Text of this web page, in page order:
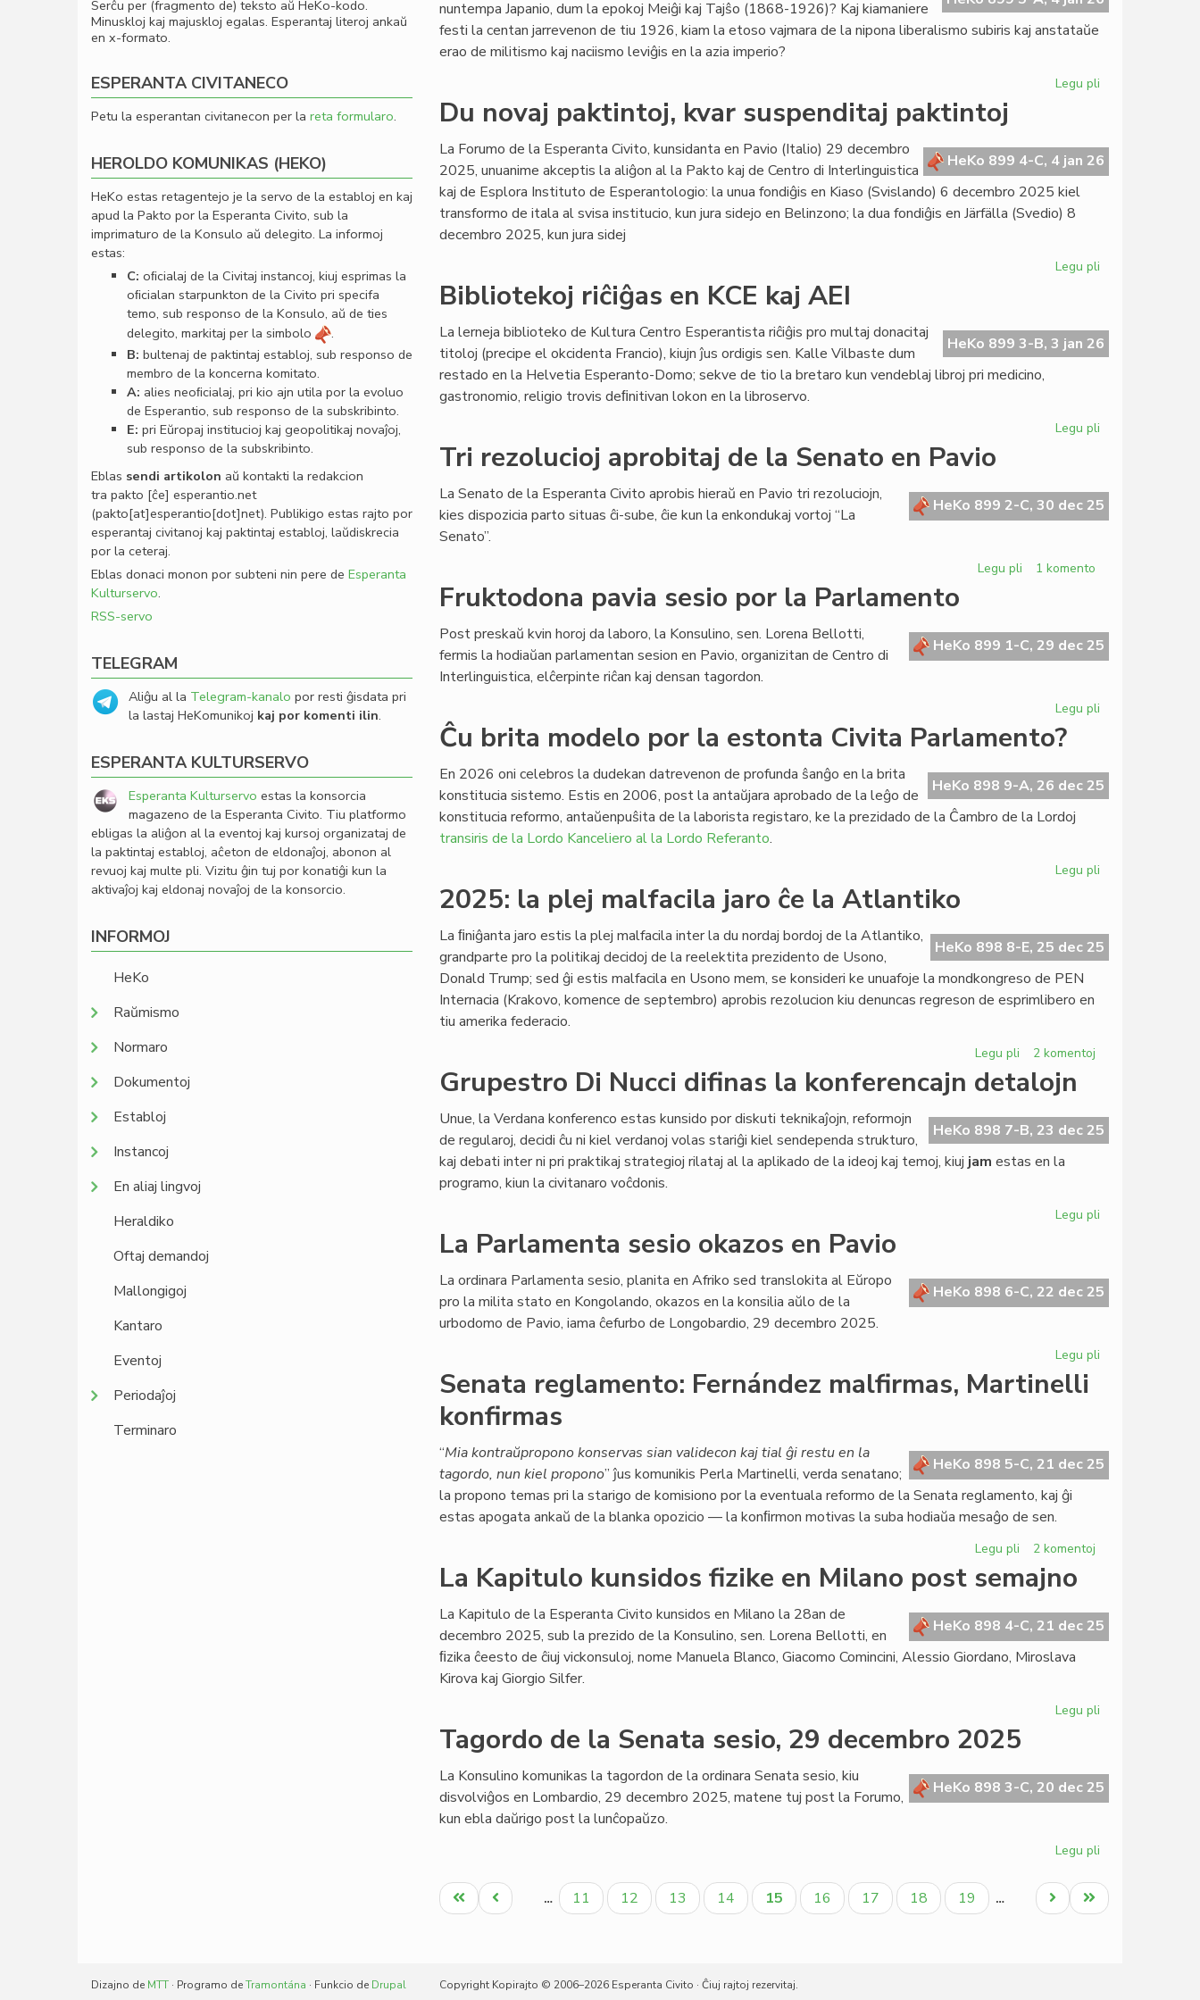
nuntempa Japanio, dum la epokoj Meiĝi kaj Tajŝo (1868-1926)? Kaj kiamaniere
festi la centan jarrevenon de tiu 1926, kiam la etoso vajmara de la nipona liberalismo subiris kaj anstataŭe
erao de militismo kaj naciismo leviĝis en la azia imperio?
Legu pli
fondota
Du novaj paktintoj, kvar suspenditaj paktintoj
HeKo 899 4-C, 4 jan 26
La Forumo de la Esperanta Civito, kunsidanta en Pavio (Italio) 29 decembro
2025, unuanime akceptis la aliĝon al la Pakto kaj de Centro di Interlinguistica
kaj de Esplora Instituto de Esperantologio: la unua fondiĝis en Kiaso (Svislando) 6 decembro 2025 kiel
transformo de itala al svisa institucio, kun jura sidejo en Belinzono; la dua fondiĝis en Järfälla (Svedio) 8
decembro 2025, kun jura sidej
Legu pli
kvar
suspenditaj
Bibliotekoj riĉiĝas en KCE kaj AEI
HeKo 899 3-B, 3 jan 26
La lerneja biblioteko de Kultura Centro Esperantista riĉiĝis pro multaj donacitaj
titoloj (precipe el okcidenta Francio), kiujn ĵus ordigis sen. Kalle Vilbaste dum
restado en la Helvetia Esperanto-Domo; sekve de tio la bretaro kun vendeblaj libroj pri medicino,
gastronomio, religio trovis deﬁnitivan lokon en la libroservo.
Legu pli
KCE
kaj
Tri rezolucioj aprobitaj de la Senato en Pavio
HeKo 899 2-C, 30 dec 25
La Senato de la Esperanta Civito aprobis hieraŭ en Pavio tri rezoluciojn,
kies dispozicia parto situas ĉi-sube, ĉie kun la enkondukaj vortoj “La
Senato”.
Legu pli
de
la
1 komento
Fruktodona pavia sesio por la Parlamento
HeKo 899 1-C, 29 dec 25
Post preskaŭ kvin horoj da laboro, la Konsulino, sen. Lorena Bellotti,
fermis la hodiaŭan parlamentan sesion en Pavio, organizitan de Centro di
Interlinguistica, elĉerpinte riĉan kaj densan tagordon.
Legu pli
por
la
Ĉu brita modelo por la estonta Civita Parlamento?
HeKo 898 9-A, 26 dec 25
En 2026 oni celebros la dudekan datrevenon de profunda ŝanĝo en la brita
konstitucia sistemo. Estis en 2006, post la antaŭjara aprobado de la leĝo de
konstitucia reformo, antaŭenpuŝita de la laborista registaro, ke la prezidado de la Ĉambro de la Lordoj
transiris de la Lordo Kanceliero al la Lordo Referanto.
Legu pli
por
la
2025: la plej malfacila jaro ĉe la Atlantiko
HeKo 898 8-E, 25 dec 25
La ﬁniĝanta jaro estis la plej malfacila inter la du nordaj bordoj de la Atlantiko,
grandparte pro la politikaj decidoj de la reelektita prezidento de Usono,
Donald Trump; sed ĝi estis malfacila en Usono mem, se konsideri ke unuafoje la mondkongreso de PEN
Internacia (Krakovo, komence de septembro) aprobis rezolucion kiu denuncas regreson de esprimlibero en
tiu amerika federacio.
Legu pli
2025:
la
malfacila
jaro
ĉe
2 komentoj
Grupestro Di Nucci difinas la konferencajn detalojn
HeKo 898 7-B, 23 dec 25
Unue, la Verdana konferenco estas kunsido por diskuti teknikaĵojn, reformojn
de regularoj, decidi ĉu ni kiel verdanoj volas stariĝi kiel sendependa strukturo,
kaj debati inter ni pri praktikaj strategioj rilataj al la aplikado de la ideoj kaj temoj, kiuj jam estas en la
programo, kiun la civitanaro voĉdonis.
Legu pli
difinas
la
La Parlamenta sesio okazos en Pavio
HeKo 898 6-C, 22 dec 25
La ordinara Parlamenta sesio, planita en Afriko sed translokita al Eŭropo
pro la milita stato en Kongolando, okazos en la konsilia aŭlo de la
urbodomo de Pavio, iama ĉefurbo de Longobardio, 29 decembro 2025.
Legu pli
en
Pavio
Senata reglamento: Fernández malfirmas, Martinelli
konfirmas
HeKo 898 5-C, 21 dec 25
“Mia kontraŭpropono konservas sian validecon kaj tial ĝi restu en la
tagordo, nun kiel propono” ĵus komunikis Perla Martinelli, verda senatano;
la propono temas pri la starigo de komisiono por la eventuala reformo de la Senata reglamento, kaj ĝi
estas apogata ankaŭ de la blanka opozicio — la konﬁrmon motivas la suba hodiaŭa mesaĝo de sen.
Legu pli
Senata
reglamento:
malfirmas,
Martinelli
konfirmas
2 komentoj
La Kapitulo kunsidos fizike en Milano post semajno
HeKo 898 4-C, 21 dec 25
La Kapitulo de la Esperanta Civito kunsidos en Milano la 28an de
decembro 2025, sub la prezido de la Konsulino, sen. Lorena Bellotti, en
ﬁzika ĉeesto de ĉiuj vickonsuloj, nome Manuela Blanco, Giacomo Comincini, Alessio Giordano, Miroslava
Kirova kaj Giorgio Silfer.
Legu pli
fizike
en
Tagordo de la Senata sesio, 29 decembro 2025
HeKo 898 3-C, 20 dec 25
La Konsulino komunikas la tagordon de la ordinara Senata sesio, kiu
disvolviĝos en Lombardio, 29 decembro 2025, matene tuj post la Forumo,
kun ebla daŭrigo post la lunĉopaŭzo.
Legu pli
de
la
Pagination
Unua
paĝo
Antaŭa
paĝo
… Paĝo
11 Paĝo
12 Paĝo
13 Paĝo
14
Aktuala
paĝo
15 Paĝo
16 Paĝo
17 Paĝo
18 Paĝo
19 …
Last
page
Next
page
Serĉu per (fragmento de) teksto aŭ HeKo-kodo.
Minuskloj kaj majuskloj egalas. Esperantaj literoj ankaŭ
en x-formato.
ESPERANTA CIVITANECO
Petu la esperantan civitanecon per la reta formularo.
HEROLDO KOMUNIKAS (HEKO)
HeKo estas retagentejo je la servo de la establoj en kaj
apud la Pakto por la Esperanta Civito, sub la
imprimaturo de la Konsulo aŭ delegito. La informoj
estas:
C: oﬁcialaj de la Civitaj instancoj, kiuj esprimas la
oﬁcialan starpunkton de la Civito pri specifa
temo, sub responso de la Konsulo, aŭ de ties
delegito, markitaj per la simbolo
.
B: bultenaj de paktintaj establoj, sub responso de
membro de la koncerna komitato.
A: alies neoﬁcialaj, pri kio ajn utila por la evoluo
de Esperantio, sub responso de la subskribinto.
E: pri Eŭropaj institucioj kaj geopolitikaj novaĵoj,
sub responso de la subskribinto.
Eblas sendi artikolon aŭ kontakti la redakcion
tra pakto [ĉe] esperantio.net
(pakto[at]esperantio[dot]net). Publikigo estas rajto por
esperantaj civitanoj kaj paktintaj establoj, laŭdiskrecia
por la ceteraj.
Eblas donaci monon por subteni nin pere de Esperanta
Kulturservo.
RSS-servo
TELEGRAM
Aliĝu al la Telegram-kanalo por resti ĝisdata pri
la lastaj HeKomunikoj kaj por komenti ilin.
ESPERANTA KULTURSERVO
Esperanta Kulturservo estas la konsorcia
magazeno de la Esperanta Civito. Tiu platformo
ebligas la aliĝon al la eventoj kaj kursoj organizataj de
la paktintaj establoj, aĉeton de eldonaĵoj, abonon al
revuoj kaj multe pli. Vizitu ĝin tuj por konatiĝi kun la
aktivaĵoj kaj eldonaj novaĵoj de la konsorcio.
INFORMOJ
HeKo
Raŭmismo
Normaro
Dokumentoj
Establoj
Instancoj
En aliaj lingvoj
Heraldiko
Oftaj demandoj
Mallongigoj
Kantaro
Eventoj
Periodaĵoj
Terminaro
Dizajno de MTT · Programo deTramontána · Funkcio de Drupal Copyright Kopirajto © 2006–2026 Esperanta Civito · Ĉiuj rajtoj rezervitaj.